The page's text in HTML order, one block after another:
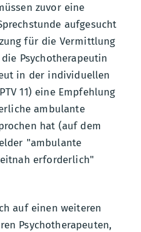
zuvor eine
aufgesucht
für die Vermittlung
Psychotherapeutin
in der individuellen
11) eine Empfehlung
ambulante
hat (auf dem
"ambulante
erforderlich"
auf einen weiteren
Psychotherapeuten,